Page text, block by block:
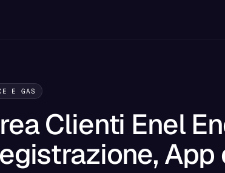
E GAS
Clienti Enel
App